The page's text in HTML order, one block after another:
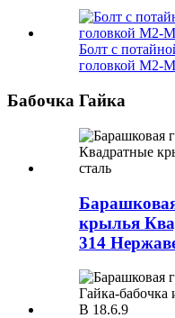
Болт с
головкой M2-
Бабочка Гайка
крылья
314